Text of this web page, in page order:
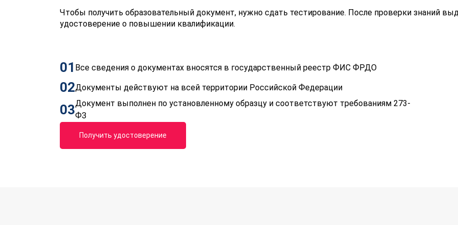
Чтобы получить образовательный документ, нужно сдать тестирование. После проверки знаний
удостоверение о повышении квалификации.
01 Все сведения о документах вносятся в государственный реестр ФИС ФРДО
02Документы действуют на всей территории Российской Федерации
03Документ выполнен по установленному образцу и соответствуют требованиям 273-
ФЗ
Получить удостоверение